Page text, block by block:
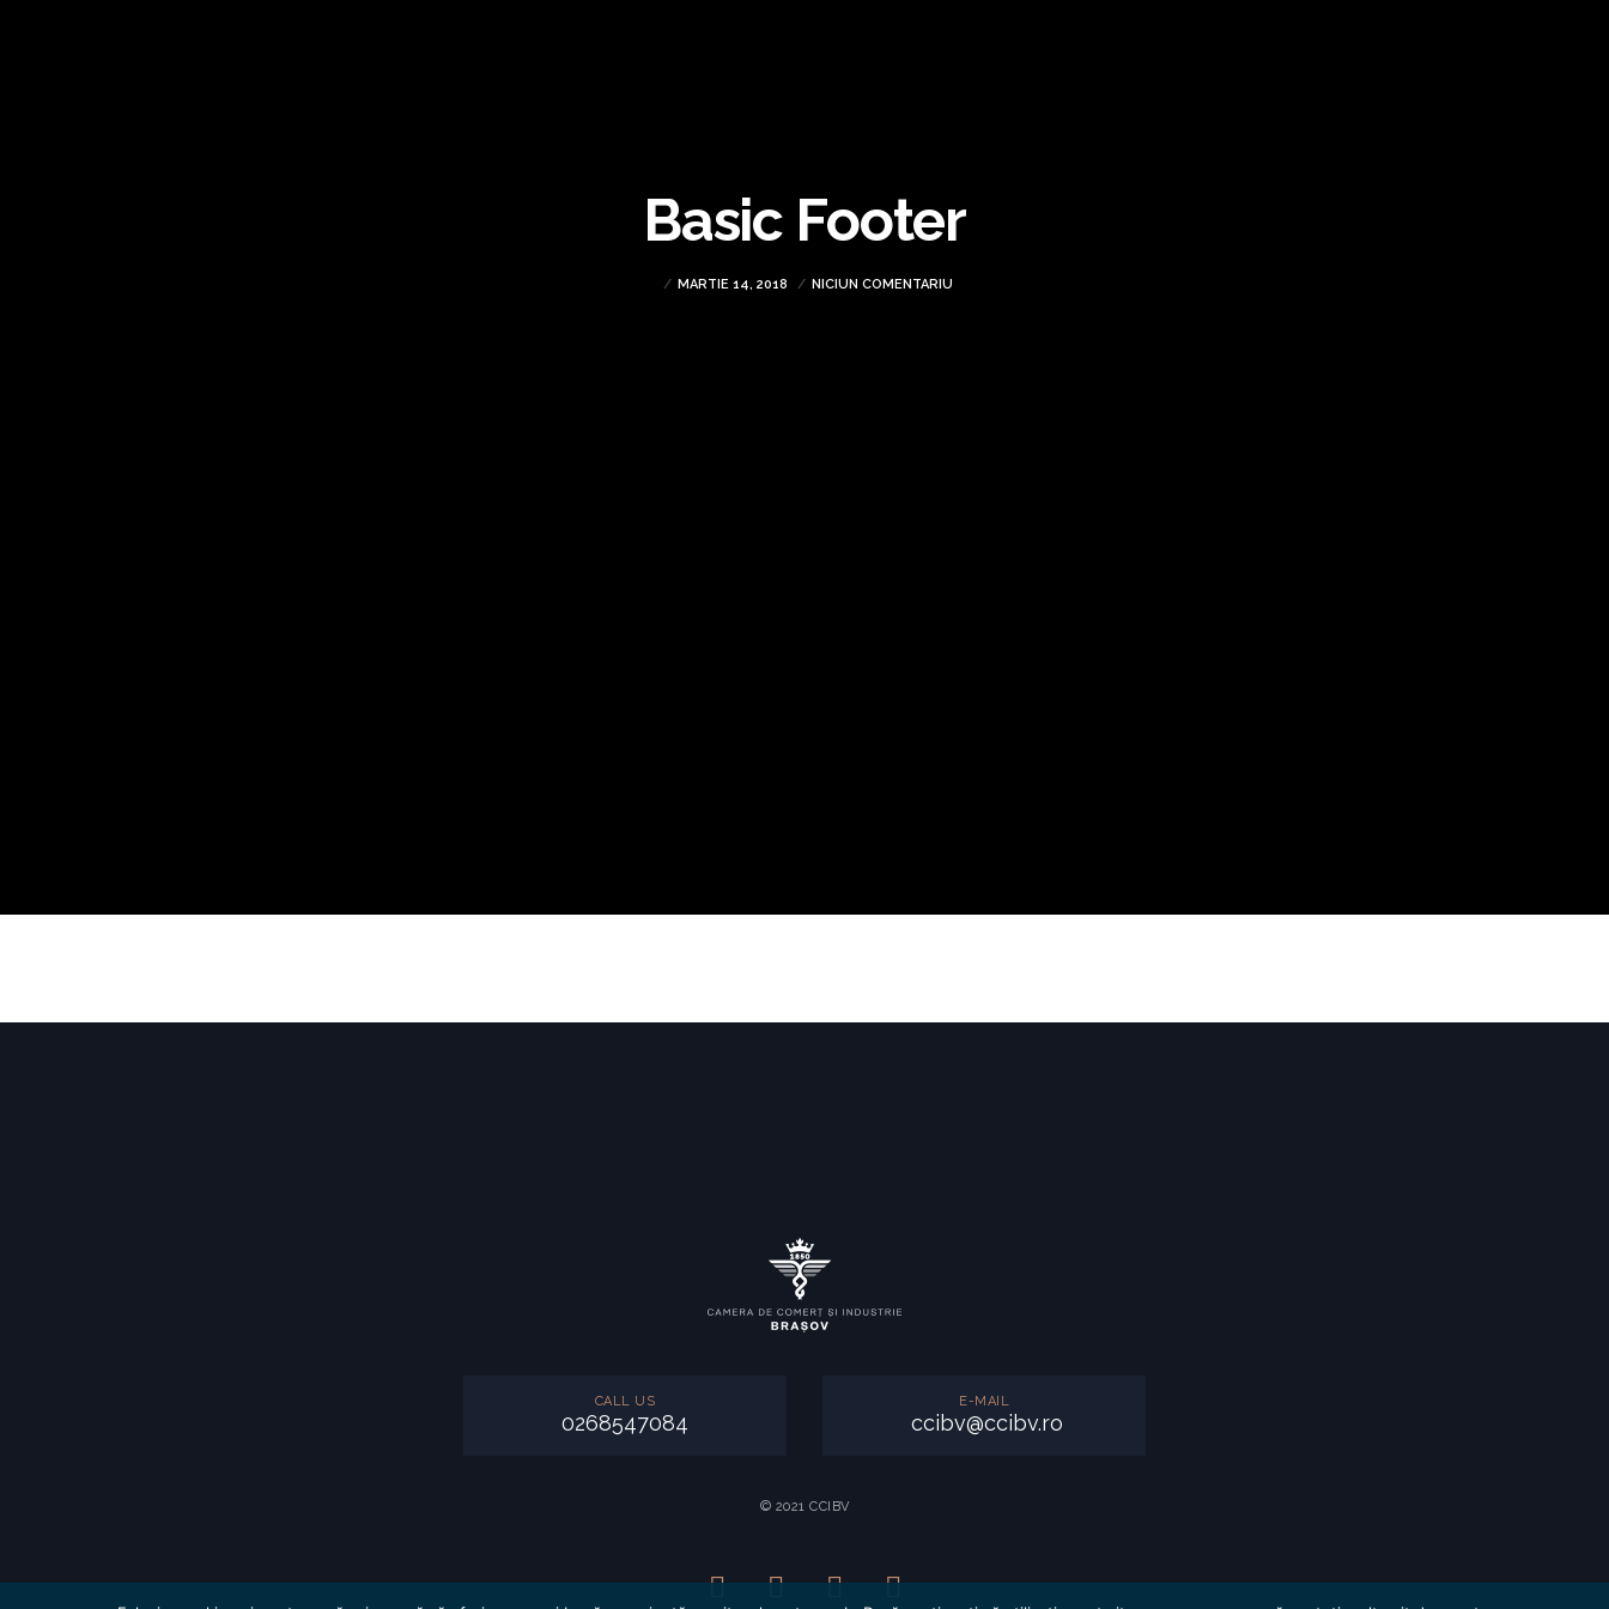
Basic Footer
MARTIE 14, 2018 NICIUN COMENTARIU
CALL US
0268547084
E-MAIL
ccibv@ccibv.ro
© 2021 CCIBV